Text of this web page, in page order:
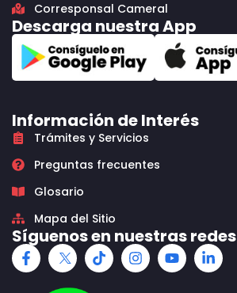
Corresponsal Cameral
Descarga nuestra App
Información de Interés
Trámites y Servicios
Preguntas frecuentes
Glosario
Mapa del Sitio
Síguenos en nuestras redes